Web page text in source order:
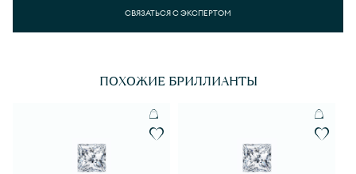
СВЯЗАТЬСЯ С ЭКСПЕРТОМ
ПОХОЖИЕ БРИЛЛИАНТЫ